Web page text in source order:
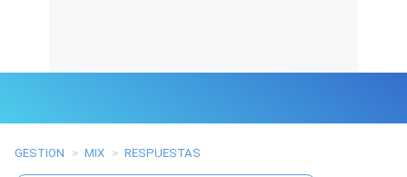
Últimas Noticias
GESTION > MIX > RESPUESTAS